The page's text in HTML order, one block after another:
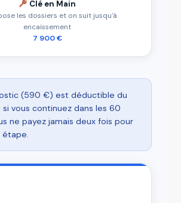
Clé en Main
les dossiers et on suit jusqu'à
encaissement
7 900 €
(590 €) est déductible du
vous continuez dans les 60
ne payez jamais deux fois pour
étape.